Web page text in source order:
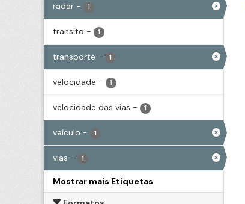
radar - 1
transito - 1
transporte - 1
velocidade - 1
velocidade das vias - 1
veículo - 1
vias - 1
Mostrar mais Etiquetas